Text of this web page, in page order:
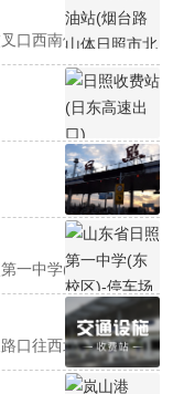
口西南侧
一中学(东校区)
口往西北约170米